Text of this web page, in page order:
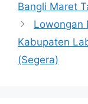
Bangli Maret
Lowongan
Kabupaten
(Segera)